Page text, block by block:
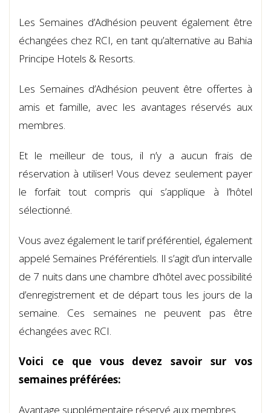
Les Semaines d’Adhésion peuvent également être
échangées chez RCI, en tant qu’alternative au Bahia
Principe Hotels & Resorts.
Les Semaines d’Adhésion peuvent être offertes à
amis et famille, avec les avantages réservés aux
membres.
Et le meilleur de tous, il n’y a aucun frais de
réservation à utiliser! Vous devez seulement payer
le forfait tout compris qui s’applique à l’hôtel
sélectionné.
Vous avez également le tarif préférentiel, également
appelé Semaines Préférentiels. Il s’agit d’un intervalle
de 7 nuits dans une chambre d’hôtel avec possibilité
d’enregistrement et de départ tous les jours de la
semaine. Ces semaines ne peuvent pas être
échangées avec RCI.
Voici ce que vous devez savoir sur vos
semaines préférées:
Avantage supplémentaire réservé aux membres.